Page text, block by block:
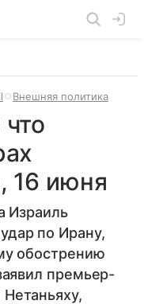
Внешняя политика
16 июня
Израиль
по Ирану,
обострению
премьер-